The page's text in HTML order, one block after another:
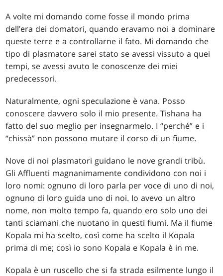
A volte mi domando come fosse il mondo prima
dell’era dei domatori, quando eravamo noi a dominare
queste terre e a controllarne il fato. Mi domando che
tipo di plasmatore sarei stato se avessi vissuto a quei
tempi, se avessi avuto le conoscenze dei miei
predecessori.
Naturalmente, ogni speculazione è vana. Posso
conoscere davvero solo il mio presente. Tishana ha
fatto del suo meglio per insegnarmelo. I “perché” e i
“chissà” non possono mutare il corso di un fiume.
Nove di noi plasmatori guidano le nove grandi tribù.
Gli Affluenti magnanimamente condividono con noi i
loro nomi: ognuno di loro parla per voce di uno di noi,
ognuno di loro guida uno di noi. Io avevo un altro
nome, non molto tempo fa, quando ero solo uno dei
tanti sciamani che nuotano in questi fiumi. Ma il fiume
Kopala mi ha scelto, così come ha scelto il Kopala
prima di me; così io sono Kopala e Kopala è in me.
Kopala è un ruscello che si fa strada esilmente lungo il